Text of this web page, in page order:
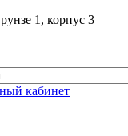
1, корпус 3
кабинет